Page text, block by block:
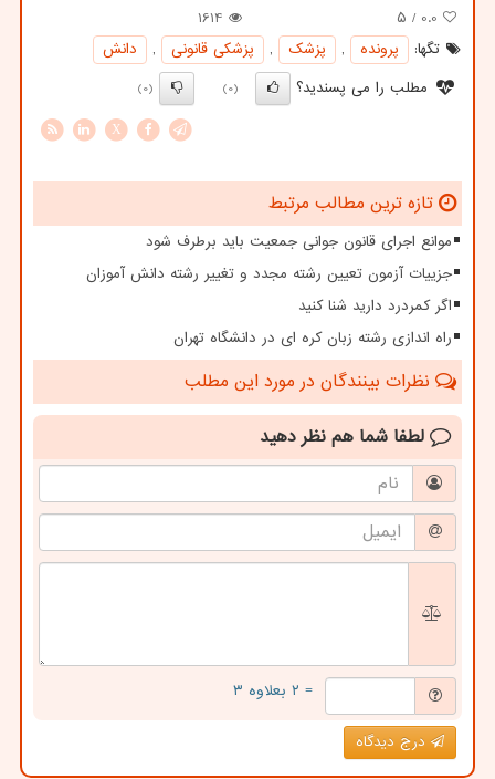
0.0 / ۵
1614
تگها:
پرونده , پزشك , پزشكی قانونی ,
دانش
مطلب را می پسندید؟
(0)
(0)
X
تازه ترین مطالب مرتبط
موانع اجرای قانون جوانی جمعیت باید برطرف شود
جزییات آزمون تعیین رشته مجدد و تغییر رشته دانش آموزان
اگر کمردرد دارید شنا کنید
راه اندازی رشته زبان کره ای در دانشگاه تهران
نظرات بینندگان در مورد این مطلب
لطفا شما هم نظر دهید
= ۲ بعلاوه ۳
درج دیدگاه